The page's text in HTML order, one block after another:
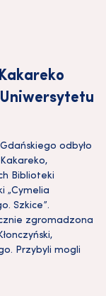
odbyło
Biblioteki
„Cymelia
Szkice”.
zgromadzona
Przybyli mogli